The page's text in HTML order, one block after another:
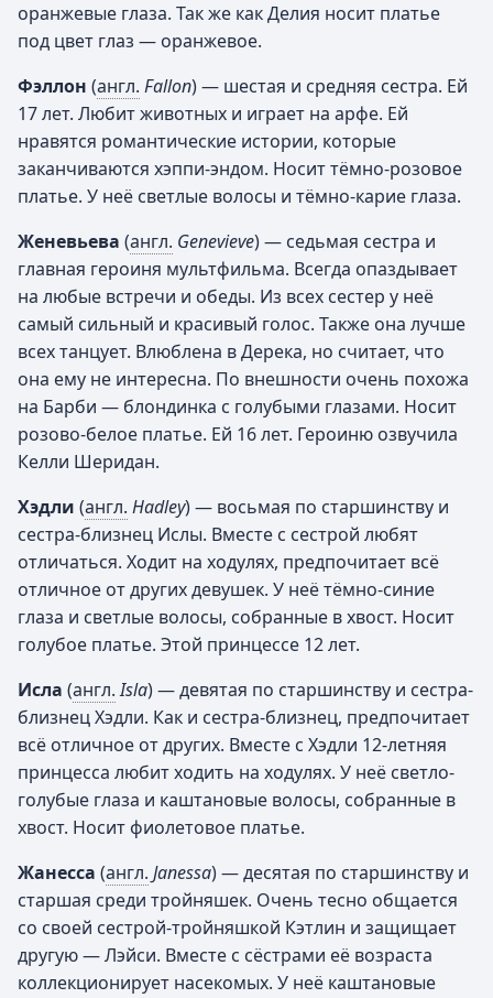
оранжевые глаза. Так же как Делия носит платье
под цвет глаз — оранжевое.
Фэллон (англ. Fallon) — шестая и средняя сестра. Ей
17 лет. Любит животных и играет на арфе. Ей
нравятся романтические истории, которые
заканчиваются хэппи-эндом. Носит тёмно-розовое
платье. У неё светлые волосы и тёмно-карие глаза.
Женевьева (англ. Genevieve) — седьмая сестра и
главная героиня мультфильма. Всегда опаздывает
на любые встречи и обеды. Из всех сестер у неё
самый сильный и красивый голос. Также она лучше
всех танцует. Влюблена в Дерека, но считает, что
она ему не интересна. По внешности очень похожа
на Барби — блондинка с голубыми глазами. Носит
розово-белое платье. Ей 16 лет. Героиню озвучила
Келли Шеридан.
Хэдли (англ. Hadley) — восьмая по старшинству и
сестра-близнец Ислы. Вместе с сестрой любят
отличаться. Ходит на ходулях, предпочитает всё
отличное от других девушек. У неё тёмно-синие
глаза и светлые волосы, собранные в хвост. Носит
голубое платье. Этой принцессе 12 лет.
Исла (англ. Isla) — девятая по старшинству и сестра-
близнец Хэдли. Как и сестра-близнец, предпочитает
всё отличное от других. Вместе с Хэдли 12-летняя
принцесса любит ходить на ходулях. У неё светло-
голубые глаза и каштановые волосы, собранные в
хвост. Носит фиолетовое платье.
Жанесса (англ. Janessa) — десятая по старшинству и
старшая среди тройняшек. Очень тесно общается
со своей сестрой-тройняшкой Кэтлин и защищает
другую — Лэйси. Вместе с сёстрами её возраста
коллекционирует насекомых. У неё каштановые